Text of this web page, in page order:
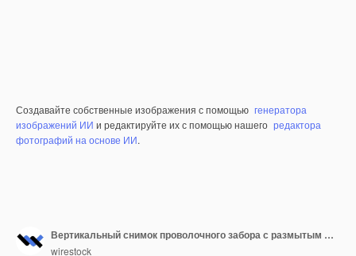
Создавайте собственные изображения с помощью генератора
изображений ИИ и редактируйте их с помощью нашего редактора
фотографий на основе ИИ.
Вертикальный снимок проволочного забора с размытым фоном
wirestock